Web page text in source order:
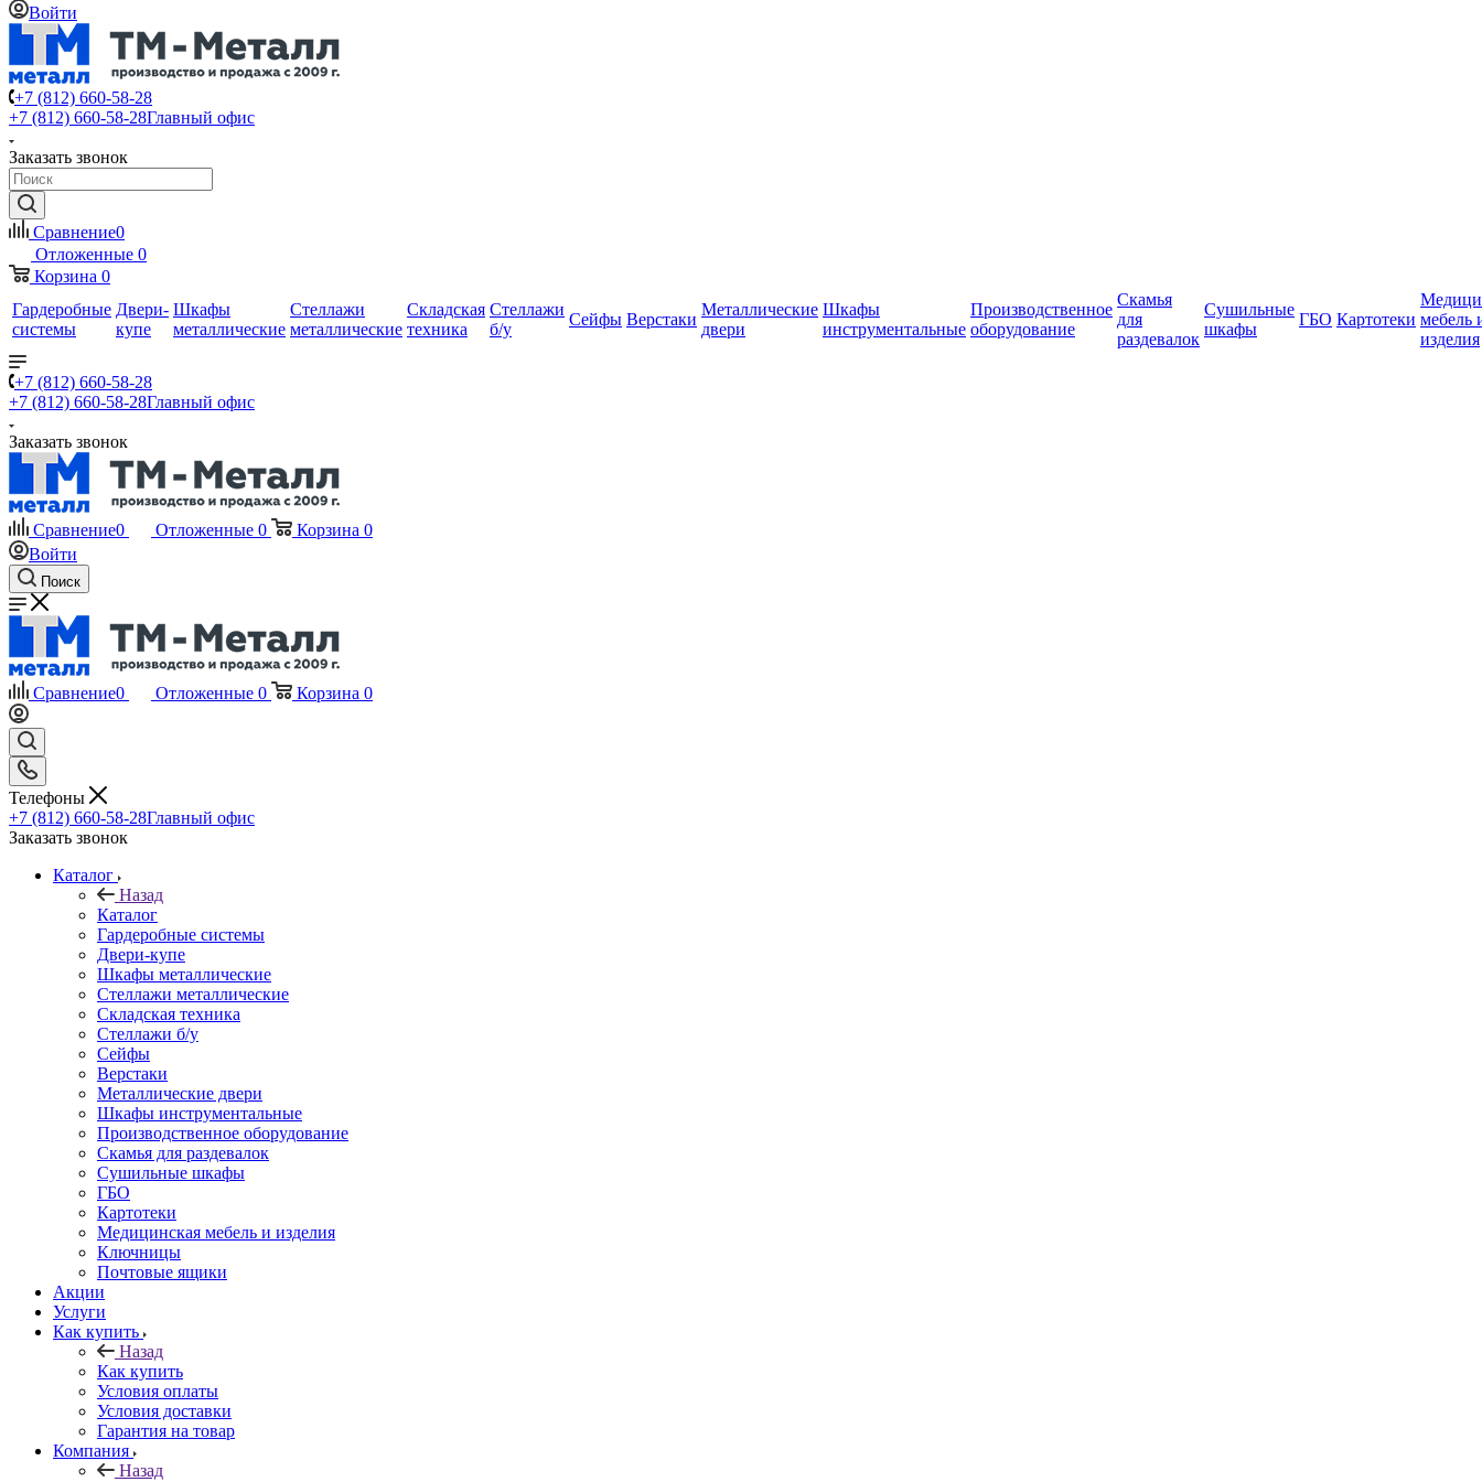
Войти
+7 (812) 660-58-28
+7 (812) 660-58-28Главный офис
Заказать звонок
Сравнение0
Отложенные 0
Корзина 0
Гардеробные
системы
Двери-
купе
Шкафы
металлические
Стеллажи
металлические
Складская
техника
Стеллажи
б/у
Сейфы Верстаки
Металлические
двери
Шкафы
инструментальные
Производственное
оборудование
Скамья
для
раздевалок
Сушильные
шкафы
ГБО Картотеки мебель
изделия
+7 (812) 660-58-28
+7 (812) 660-58-28Главный офис
Заказать звонок
Сравнение0 Отложенные 0 Корзина 0
Войти
Поиск
Сравнение0 Отложенные 0 Корзина 0
Телефоны
+7 (812) 660-58-28Главный офис
Заказать звонок
Каталог
Назад
Каталог
Гардеробные системы
Двери-купе
Шкафы металлические
Стеллажи металлические
Складская техника
Стеллажи б/у
Сейфы
Верстаки
Металлические двери
Шкафы инструментальные
Производственное оборудование
Скамья для раздевалок
Сушильные шкафы
ГБО
Картотеки
Медицинская мебель и изделия
Ключницы
Почтовые ящики
Акции
Услуги
Как купить
Назад
Как купить
Условия оплаты
Условия доставки
Гарантия на товар
Компания
Назад